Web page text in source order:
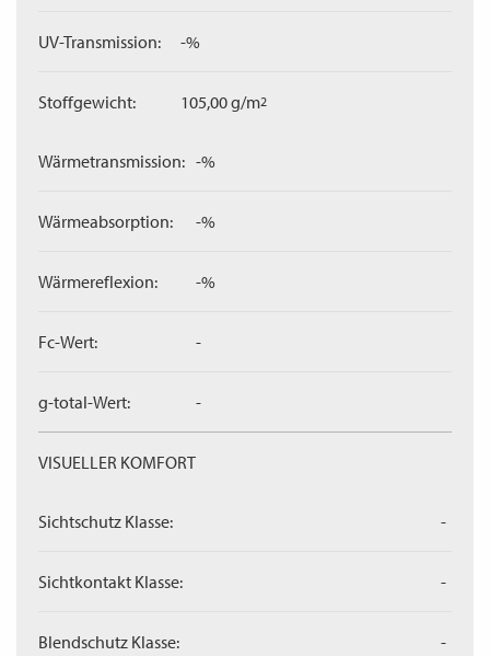
UV-Transmission: -%
Stoffgewicht: 105,00 g/m2
Wärmetransmission: -%
Wärmeabsorption: -%
Wärmereflexion: -%
Fc-Wert: -
g-total-Wert: -
VISUELLER KOMFORT
Sichtschutz Klasse: -
Sichtkontakt Klasse: -
Blendschutz Klasse: -